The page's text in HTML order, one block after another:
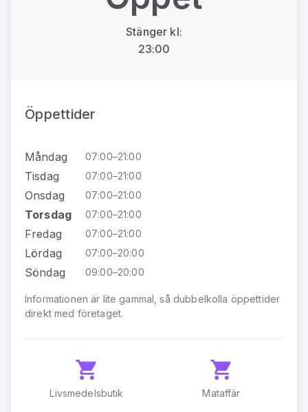
Stänger kl:
23:00
Öppettider
Måndag 07:00–21:00
Tisdag 07:00–21:00
Onsdag 07:00–21:00
Torsdag 07:00–21:00
Fredag 07:00–21:00
Lördag 07:00–20:00
Söndag 09:00–20:00
Informationen är lite gammal, så dubbelkolla öppettider
direkt med företaget.
Livsmedelsbutik Mataffär